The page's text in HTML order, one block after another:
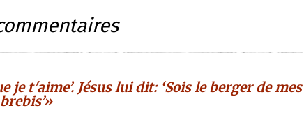
t'aime’. Jésus lui dit: ‘Sois le berger de mes
brebis’»